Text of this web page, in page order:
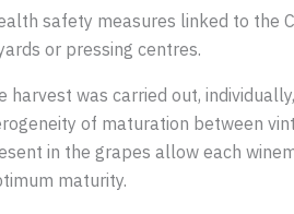
safety measures linked to the
or pressing centres.
was carried out,
of maturation between
in the grapes allow each
maturity.